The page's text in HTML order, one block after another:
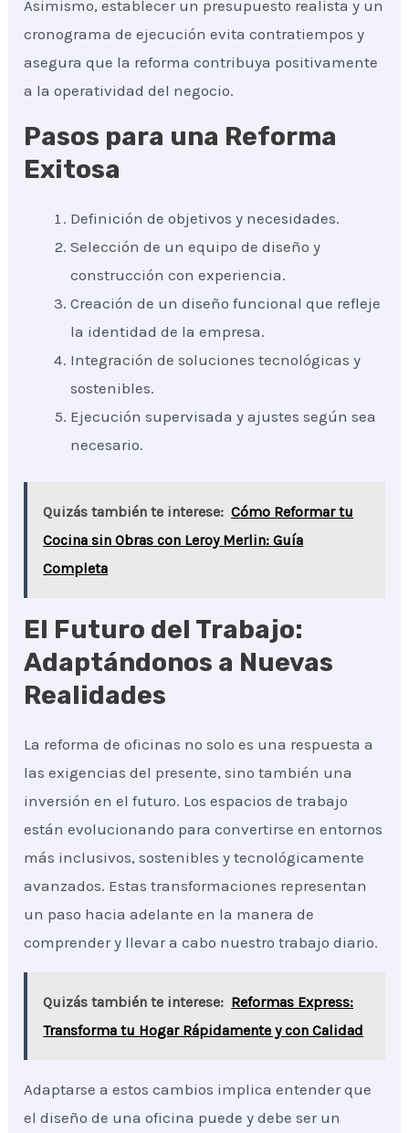
Asimismo, establecer un presupuesto realista y un
cronograma de ejecución evita contratiempos y
asegura que la reforma contribuya positivamente
a la operatividad del negocio.
Pasos para una Reforma
Exitosa
Definición de objetivos y necesidades.
Selección de un equipo de diseño y
construcción con experiencia.
Creación de un diseño funcional que refleje
la identidad de la empresa.
Integración de soluciones tecnológicas y
sostenibles.
Ejecución supervisada y ajustes según sea
necesario.
Quizás también te interese: Cómo Reformar tu
Cocina sin Obras con Leroy Merlin: Guía
Completa
El Futuro del Trabajo:
Adaptándonos a Nuevas
Realidades
La reforma de oficinas no solo es una respuesta a
las exigencias del presente, sino también una
inversión en el futuro. Los espacios de trabajo
están evolucionando para convertirse en entornos
más inclusivos, sostenibles y tecnológicamente
avanzados. Estas transformaciones representan
un paso hacia adelante en la manera de
comprender y llevar a cabo nuestro trabajo diario.
Quizás también te interese: Reformas Express:
Transforma tu Hogar Rápidamente y con Calidad
Adaptarse a estos cambios implica entender que
el diseño de una oficina puede y debe ser un